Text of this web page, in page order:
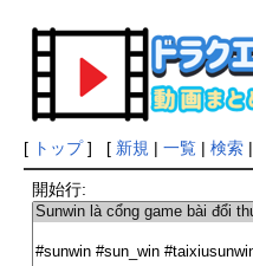
[ トップ] [ 新規 | 一覧| 検索|
開始行: